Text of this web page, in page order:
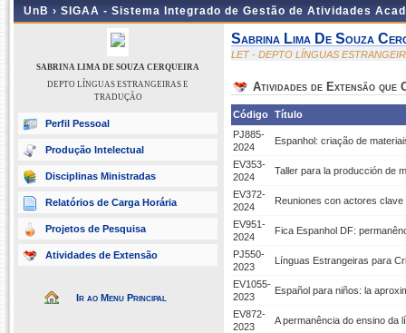
UnB › SIGAA - Sistema Integrado de Gestão de Atividades
SABRINA LIMA DE SOUZA CERQUEIRA
DEPTO LÍNGUAS ESTRANGEIRAS E
TRADUÇÃO
Perfil Pessoal
Produção Intelectual
Disciplinas Ministradas
Relatórios de Carga Horária
Projetos de Pesquisa
Atividades de Extensão
Ir ao Menu Principal
Sabrina Lima De Souza
LET - DEPTO LÍNGUAS
Atividades de Extensão que
Código Título
PJ885-
2024
Espanhol: criação de
EV353-
2024
Taller para la producción de
EV372-
2024
Reuniones con actores
EV951-
2024
Fica Espanhol DF:
PJ550-
2023
Línguas Estrangeiras para
EV1055-
2023
Español para niños: la
EV872-
2023
A permanência do ensino da